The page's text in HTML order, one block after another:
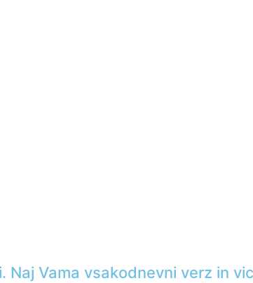
Naj Vama vsakodnevni verz in